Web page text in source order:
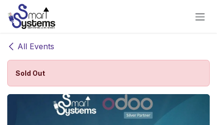
Skip to Content
All Events
Sold Out